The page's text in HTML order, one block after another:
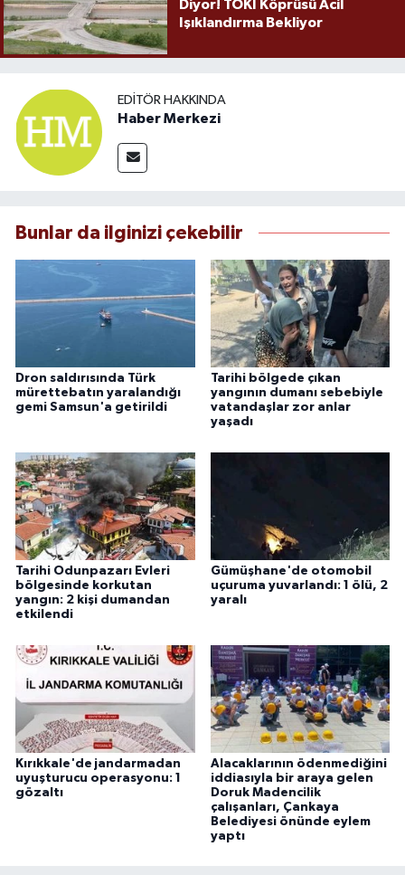
Diyor! TOKİ Köprüsü Acil
Işıklandırma Bekliyor
EDITÖR HAKKINDA
Haber Merkezi
Bunlar da ilginizi çekebilir
Dron saldırısında Türk
mürettebatın yaralandığı
gemi Samsun'a getirildi
Tarihi bölgede çıkan
yangının dumanı sebebiyle
vatandaşlar zor anlar
yaşadı
Tarihi Odunpazarı Evleri
bölgesinde korkutan
yangın: 2 kişi dumandan
etkilendi
Gümüşhane'de otomobil
uçuruma yuvarlandı: 1 ölü, 2
yaralı
Kırıkkale'de jandarmadan
uyuşturucu operasyonu: 1
gözaltı
Alacaklarının ödenmediğini
iddiasıyla bir araya gelen
Doruk Madencilik
çalışanları, Çankaya
Belediyesi önünde eylem
yaptı